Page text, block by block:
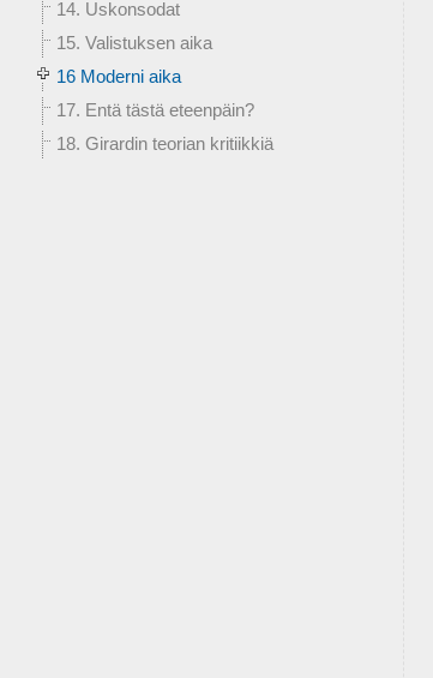
14. Uskonsodat
15. Valistuksen aika
16 Moderni aika
17. Entä tästä eteenpäin?
18. Girardin teorian kritiikkiä